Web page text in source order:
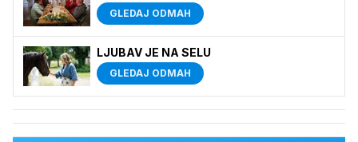
GLEDAJ ODMAH
LJUBAV JE NA SELU
GLEDAJ ODMAH